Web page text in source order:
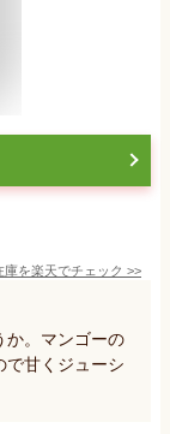
庫を楽天でチェック >>
か。マンゴーの
で甘くジューシ